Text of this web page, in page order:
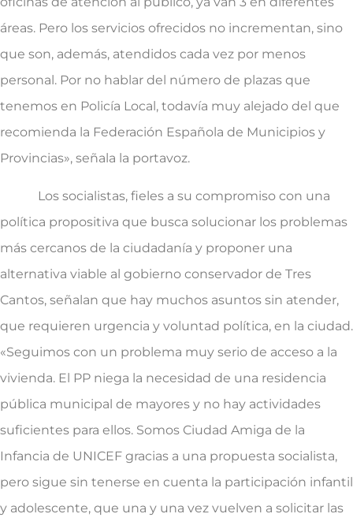
áreas. Pero los servicios ofrecidos no incrementan, sino
que son, además, atendidos cada vez por menos
personal. Por no hablar del número de plazas que
tenemos en Policía Local, todavía muy alejado del que
recomienda la Federación Española de Municipios y
Provincias», señala la portavoz.
Los socialistas, fieles a su compromiso con una
política propositiva que busca solucionar los problemas
más cercanos de la ciudadanía y proponer una
alternativa viable al gobierno conservador de Tres
Cantos, señalan que hay muchos asuntos sin atender,
que requieren urgencia y voluntad política, en la ciudad.
«Seguimos con un problema muy serio de acceso a la
vivienda. El PP niega la necesidad de una residencia
pública municipal de mayores y no hay actividades
suficientes para ellos. Somos Ciudad Amiga de la
Infancia de UNICEF gracias a una propuesta socialista,
pero sigue sin tenerse en cuenta la participación infantil
y adolescente, que una y una vez vuelven a solicitar las